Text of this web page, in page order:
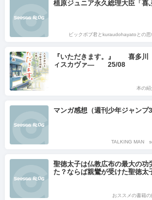
植原ジュニア永久総理大臣「喜
ビックボブ君とkuraudohayatoとの
『いただきます。』 喜
ィスカヴァ― 25/08
本の
マンガ感想（週刊少年ジャンプ
TALKING MAN
聖徳太子は仏教広布の最大の功
た？ならば親鸞が受けた聖徳太
おススメの書籍